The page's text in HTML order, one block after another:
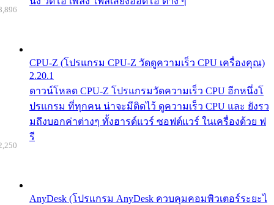
CPU-Z (โปรแกรม CPU-Z วัดดูความเร็ว CPU เครื่องคุณ)
2.20.1
ดาวน์โหลด CPU-Z โปรแกรมวัดความเร็ว CPU อีกหนึ่งโ
ปรแกรม ที่ทุกคน น่าจะมีติดไว้ ดูความเร็ว CPU และ ยังรว
มถึงบอกค่าต่างๆ ทั้งฮารด์แวร์ ซอฟต์แวร์ ในเครื่องด้วย ฟ
รี
AnyDesk (โปรแกรม AnyDesk ควบคุมคอมพิวเตอร์ระยะไ